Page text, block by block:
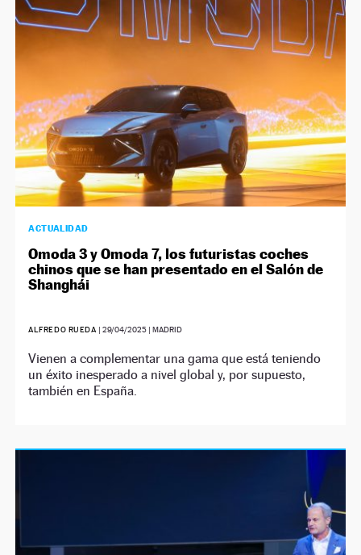
NEWSLETTER
ACTUALIDAD
Omoda 3 y Omoda 7, los futuristas coches
chinos que se han presentado en el Salón de
Shanghái
ALFREDO RUEDA | 29/04/2025| MADRID
Vienen a complementar una gama que está teniendo
un éxito inesperado a nivel global y, por supuesto,
también en España.